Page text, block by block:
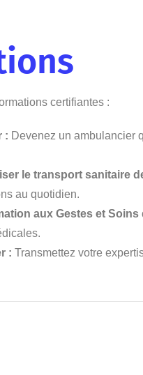
certifiantes :
: Devenez un ambulancier
le transport sanitaire
au quotidien.
aux Gestes et Soins
: Transmettez votre